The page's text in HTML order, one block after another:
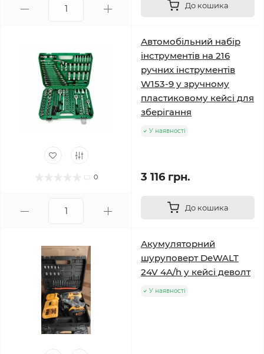
До кошика
0
Автомобільний набір
інструментів на 216
ручних інструментів
W153-9 у зручному
пластиковому кейсі для
зберігання
У наявності
3 116 грн.
До кошика
Акумуляторний
шуруповерт DeWALT
24V 4A/h у кейсі деволт
У наявності